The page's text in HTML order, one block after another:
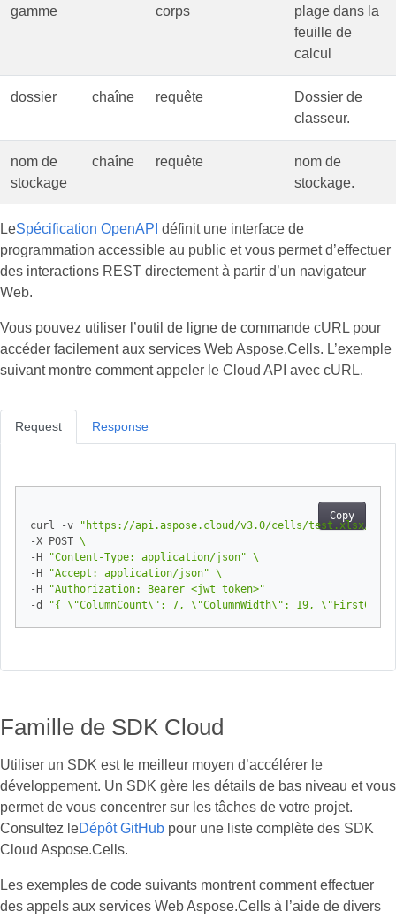
gamme corps
plage dans la
feuille de
calcul
dossier chaîne requête
Dossier de
classeur.
nom de
stockage
chaîne requête
nom de
stockage.
LeSpécification OpenAPI définit une interface de
programmation accessible au public et vous permet d’effectuer
des interactions REST directement à partir d’un navigateur
Web.
Vous pouvez utiliser l’outil de ligne de commande cURL pour
accéder facilement aux services Web Aspose.Cells. L’exemple
suivant montre comment appeler le Cloud API avec cURL.
Request
Copy
curl -v
"https://api.aspose.cloud/v3.0/cells/test.xlsx/
-X POST
-H
"Content-Type: application/json"
-H
"Accept: application/json"
-H
"Authorization: Bearer <jwt token>"
-d
"{ \"ColumnCount\": 7, \"ColumnWidth\": 19,
Response
Famille de SDK Cloud
Utiliser un SDK est le meilleur moyen d’accélérer le
développement. Un SDK gère les détails de bas niveau et vous
permet de vous concentrer sur les tâches de votre projet.
Consultez leDépôt GitHub pour une liste complète des SDK
Cloud Aspose.Cells.
Les exemples de code suivants montrent comment effectuer
des appels aux services Web Aspose.Cells à l’aide de divers